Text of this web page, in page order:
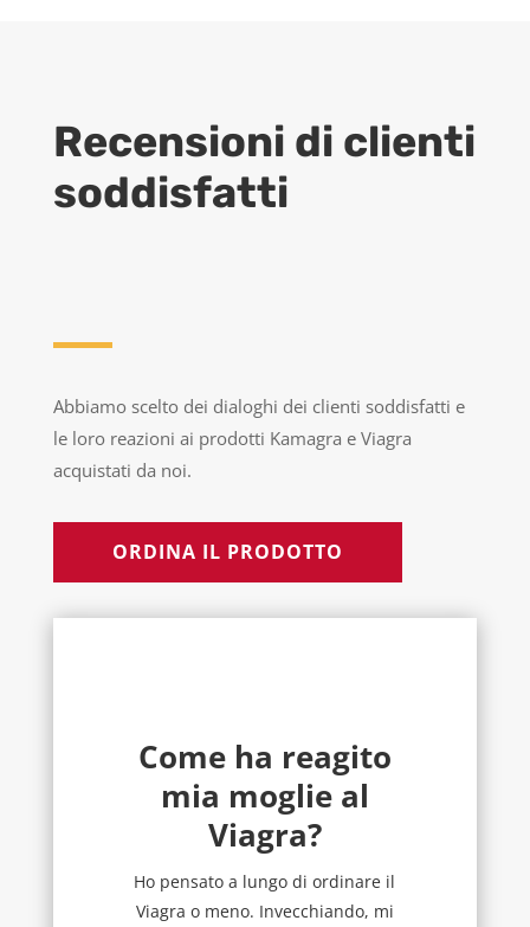
Recensioni di clienti
soddisfatti
Abbiamo scelto dei dialoghi dei clienti soddisfatti e
le loro reazioni ai prodotti Kamagra e Viagra
acquistati da noi.
ORDINA IL PRODOTTO
Come ha reagito
mia moglie al
Viagra?
Ho pensato a lungo di ordinare il
Viagra o meno. Invecchiando, mi